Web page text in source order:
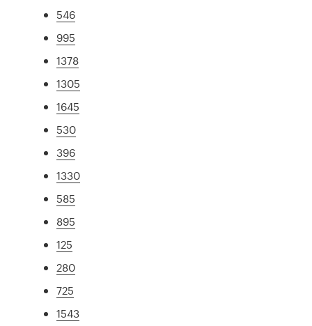
546
995
1378
1305
1645
530
396
1330
585
895
125
280
725
1543